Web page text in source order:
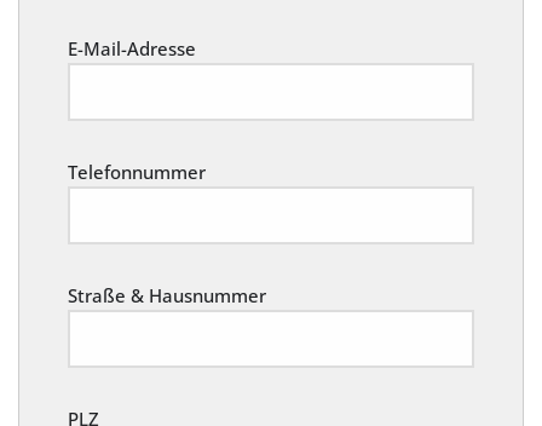
E-Mail-Adresse
Telefonnummer
Straße & Hausnummer
PLZ